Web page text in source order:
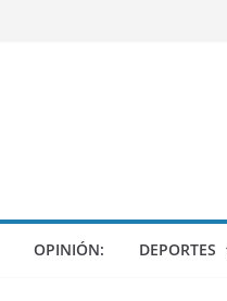
OPINIÓN: DEPORTES